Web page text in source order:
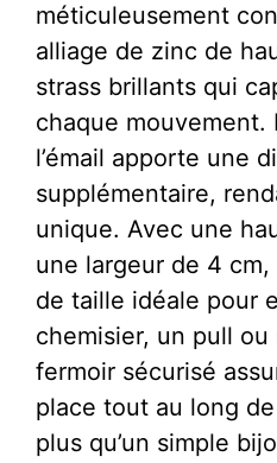
méticuleusement
alliage de zinc de
strass brillants qui
chaque mouvement.
l’émail apporte une
supplémentaire,
unique. Avec une
une largeur de 4
de taille idéale pour
chemisier, un pull ou
fermoir sécurisé
place tout au long
plus qu’un simple